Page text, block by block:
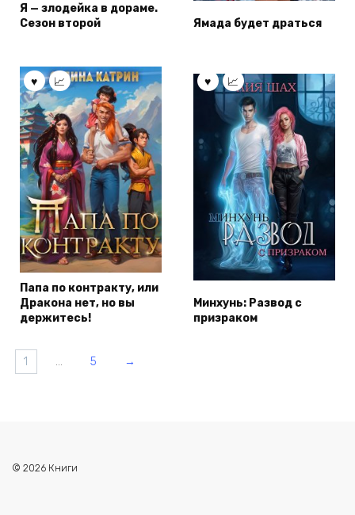
Я — злодейка в дораме.
Сезон второй
Ямада будет драться
Папа по контракту, или
Дракона нет, но вы
держитесь!
Минхунь: Развод с
призраком
1 … 5 →
© 2026 Книги